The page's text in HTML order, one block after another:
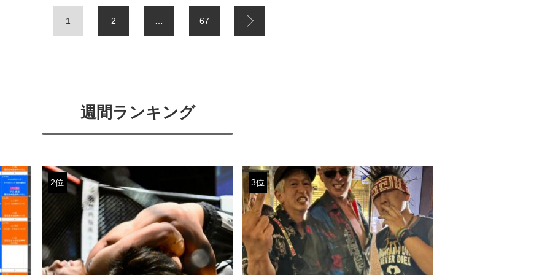
1 2 67
週間ランキング
2位 3位